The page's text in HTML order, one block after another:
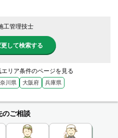
工管理技士
して検索する
リア条件のページを見る
川県 大阪府 兵庫県
のご相談